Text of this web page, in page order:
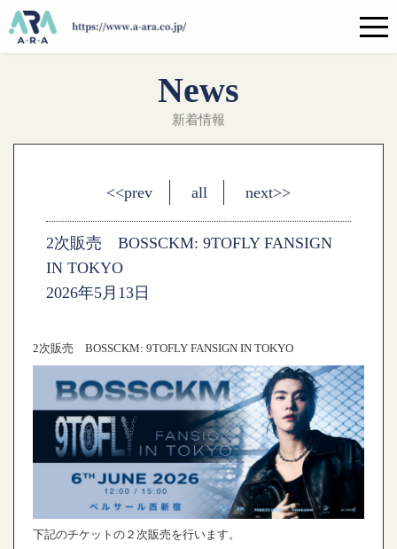
News
新着情報
<<prev all next>>
2次販売 BOSSCKM: 9TOFLY FANSIGN
IN TOKYO
2026年5月13日
2次販売 BOSSCKM: 9TOFLY FANSIGN IN TOKYO
下記のチケットの２次販売を行います。